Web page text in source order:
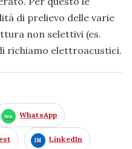
di prelievo delle varie
non selettivi (es.
richiamo elettroacustici.
WhatsApp
LinkedIn